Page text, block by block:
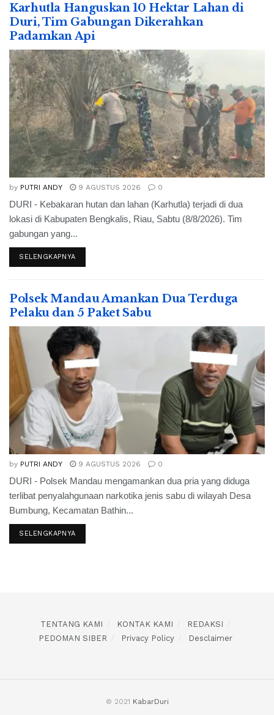
Karhutla Hanguskan 10 Hektar Lahan di
Duri, Tim Gabungan Dikerahkan
Padamkan Api
by PUTRI ANDY 9 AGUSTUS 2026 0
DURI - Kebakaran hutan dan lahan (Karhutla) terjadi di dua
lokasi di Kabupaten Bengkalis, Riau, Sabtu (8/8/2026). Tim
gabungan yang...
SELENGKAPNYA
Polsek Mandau Amankan Dua Terduga
Pelaku dan 5 Paket Sabu
by PUTRI ANDY 9 AGUSTUS 2026 0
DURI - Polsek Mandau mengamankan dua pria yang diduga
terlibat penyalahgunaan narkotika jenis sabu di wilayah Desa
Bumbung, Kecamatan Bathin...
SELENGKAPNYA
TENTANG KAMI KONTAK KAMI
REDAKSI
PEDOMAN SIBER
Privacy Policy Desclaimer
© 2021 KabarDuri